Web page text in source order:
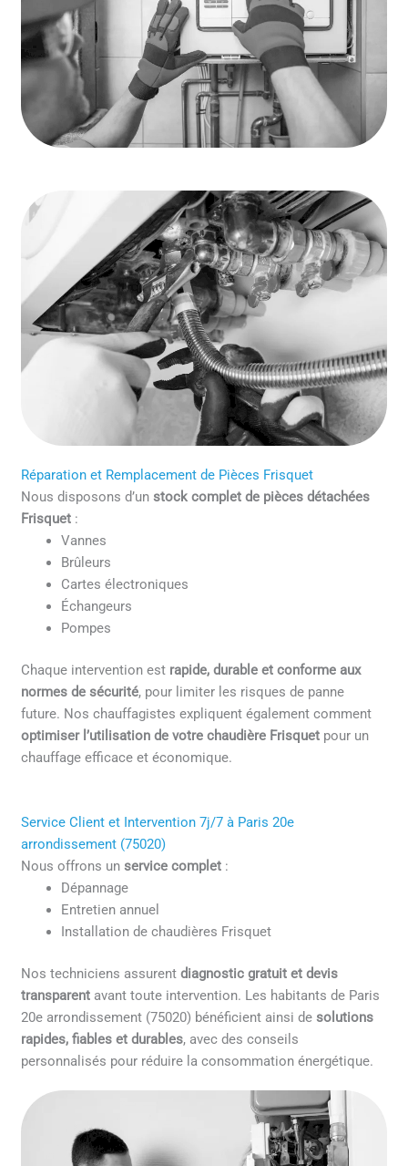
Réparation et Remplacement de Pièces Frisquet
Nous disposons d’unstock complet de pièces détachées
Frisquet :
Vannes
Brûleurs
Cartes électroniques
Échangeurs
Pompes
Chaque intervention est rapide, durable et conforme aux
normes de sécurité, pour limiter les risques de panne
future. Nos chauffagistes expliquent également comment
optimiser l’utilisation de votre chaudière Frisquet pour un
chauffage efficace et économique.
Service Client et Intervention 7j/7 à Paris 20e
arrondissement (75020)
Nous offrons unservice complet :
Dépannage
Entretien annuel
Installation de chaudières Frisquet
Nos techniciens assurentdiagnostic gratuit et devis
transparent avant toute intervention. Les habitants de Paris
20e arrondissement (75020) bénéficient ainsi desolutions
rapides, fiables et durables, avec des conseils
personnalisés pour réduire la consommation énergétique.